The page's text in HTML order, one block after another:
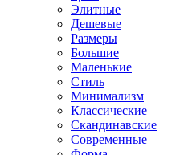
Элитные
Дешевые
Размеры
Большие
Маленькие
Стиль
Минимализм
Классические
Скандинавские
Современные